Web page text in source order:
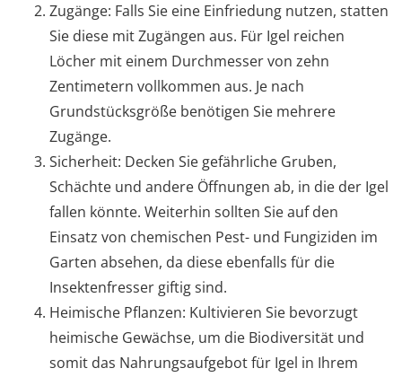
Zugänge: Falls Sie eine Einfriedung nutzen, statten
Sie diese mit Zugängen aus. Für Igel reichen
Löcher mit einem Durchmesser von zehn
Zentimetern vollkommen aus. Je nach
Grundstücksgröße benötigen Sie mehrere
Zugänge.
Sicherheit: Decken Sie gefährliche Gruben,
Schächte und andere Öffnungen ab, in die der Igel
fallen könnte. Weiterhin sollten Sie auf den
Einsatz von chemischen Pest- und Fungiziden im
Garten absehen, da diese ebenfalls für die
Insektenfresser giftig sind.
Heimische Pflanzen: Kultivieren Sie bevorzugt
heimische Gewächse, um die Biodiversität und
somit das Nahrungsaufgebot für Igel in Ihrem